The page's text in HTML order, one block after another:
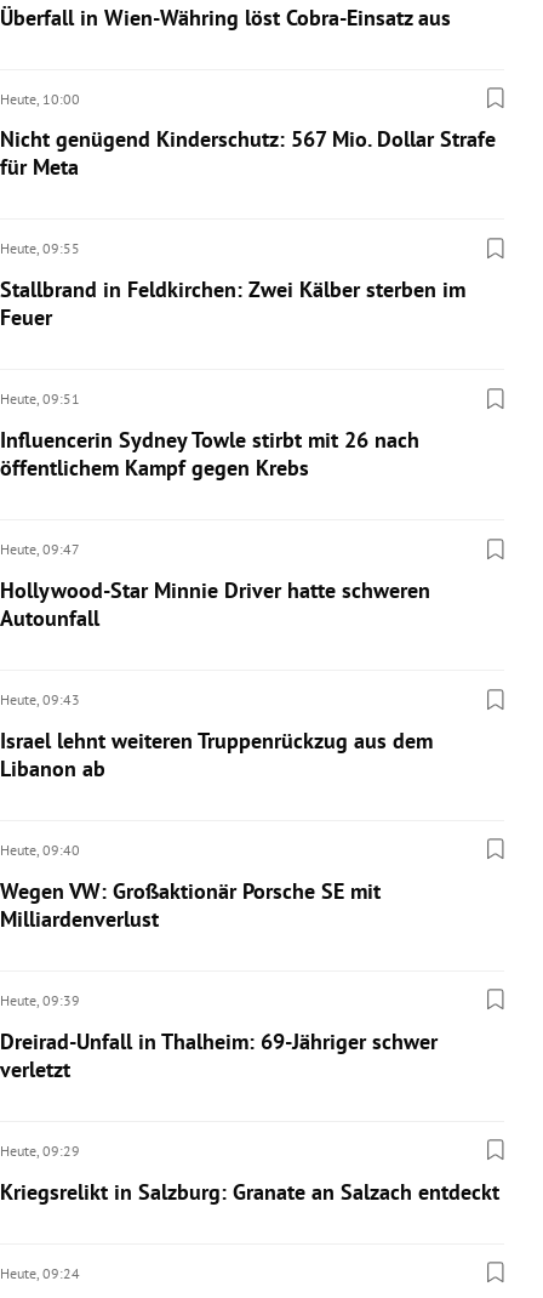
Überfall in Wien-Währing löst Cobra-Einsatz aus
Heute, 10:00
Nicht genügend Kinderschutz: 567 Mio. Dollar Strafe
für Meta
Heute, 09:55
Stallbrand in Feldkirchen: Zwei Kälber sterben im
Feuer
Heute, 09:51
Influencerin Sydney Towle stirbt mit 26 nach
öffentlichem Kampf gegen Krebs
Heute, 09:47
Hollywood-Star Minnie Driver hatte schweren
Autounfall
Heute, 09:43
Israel lehnt weiteren Truppenrückzug aus dem
Libanon ab
Heute, 09:40
Wegen VW: Großaktionär Porsche SE mit
Milliardenverlust
Heute, 09:39
Dreirad-Unfall in Thalheim: 69-Jähriger schwer
verletzt
Heute, 09:29
Kriegsrelikt in Salzburg: Granate an Salzach entdeckt
Heute, 09:24